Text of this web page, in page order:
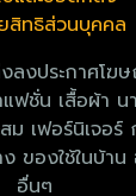
สิทธิส่วนบุคคล
งลงประกาศโ
ฟชั่น เสื้อผ้า
ม เฟอร์นิเจอ
ง ของใช้ในบ้
อื่นๆ